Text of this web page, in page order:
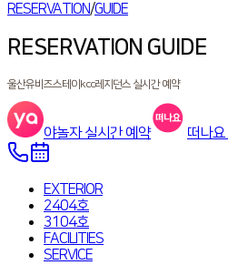
RESERVATION/GUIDE
RESERVATION GUIDE
울산유비즈스테이kcc레지던스 실시간 예약
야놀자실시간 예약 떠나요
EXTERIOR
2404호
3104호
FACILITIES
SERVICE